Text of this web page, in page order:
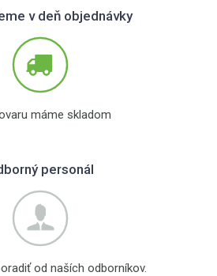
v deň objednávky
máme skladom
personál
od naších odborníkov.